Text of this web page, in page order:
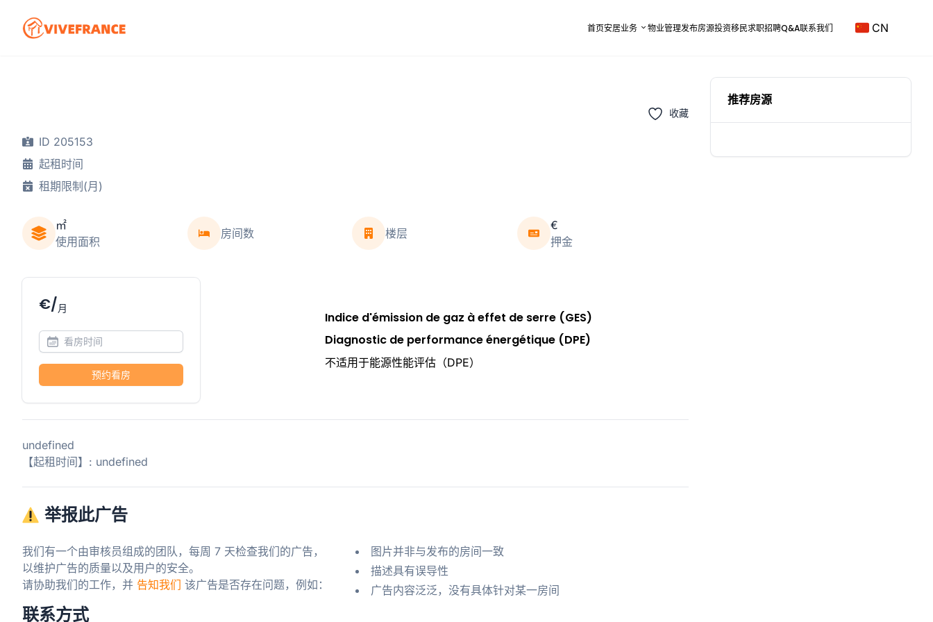
首页安居业务 物业管理发布房源投资移民求职招聘Q&A联系我们 CN
收藏
ID 205153
起租时间
租期限制(月)
㎡
使用面积
房间数 楼层
€
押金
€/月
预约看房
Indice d'émission de gaz à effet de serre (GES)
Diagnostic de performance énergétique (DPE)
不适用于能源性能评估（DPE）
undefined
【起租时间】: undefined
举报此广告
我们有一个由审核员组成的团队，每周 7 天检查我们的广告，
以维护广告的质量以及用户的安全。
请协助我们的工作，并 告知我们 该广告是否存在问题，例如：
图片并非与发布的房间一致
描述具有误导性
广告内容泛泛，没有具体针对某一房间
联系方式
推荐房源